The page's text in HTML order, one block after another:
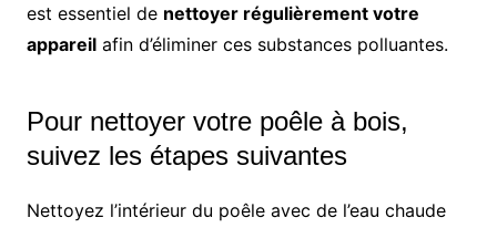
est essentiel de nettoyer régulièrement votre
appareilafin d’éliminer ces substances polluantes.
Pour nettoyer votre poêle à bois,
suivez les étapes suivantes
Nettoyez l’intérieur du poêle avec de l’eau chaude